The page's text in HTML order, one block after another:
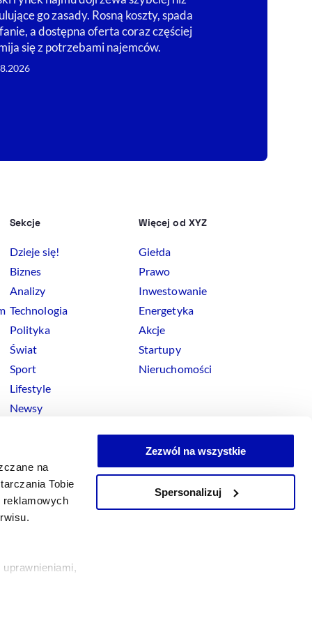
na
Tobie
reklamowych
Zezwól na wszystkie
Spersonalizuj
go zasady. Rosną koszty, spada
a dostępna oferta coraz częściej
się z potrzebami najemców.
Sekcje
Dzieje się!
Biznes
Analizy
Technologia
Polityka
Świat
Sport
Lifestyle
Newsy
Więcej od XYZ
Giełda
Prawo
Inwestowanie
Energetyka
Akcje
Startupy
Nieruchomości
x LinkedinFacebookInstagramYoutube